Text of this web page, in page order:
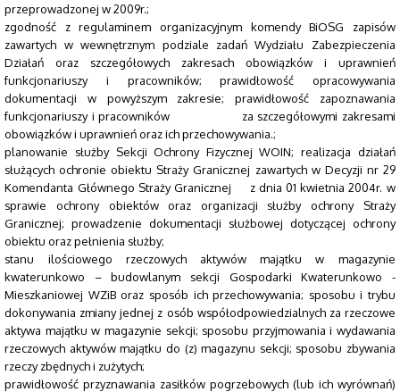
przeprowadzonej w 2009r.;
zgodność z regulaminem organizacyjnym komendy BiOSG zapisów
zawartych w wewnętrznym podziale zadań Wydziału Zabezpieczenia
Działań oraz szczegółowych zakresach obowiązków i uprawnień
funkcjonariuszy i pracowników; prawidłowość opracowywania
dokumentacji w powyższym zakresie; prawidłowość zapoznawania
funkcjonariuszy i pracowników za szczegółowymi zakresami
obowiązków i uprawnień oraz ich przechowywania.;
planowanie służby Sekcji Ochrony Fizycznej WOIN; realizacja działań
służących ochronie obiektu Straży Granicznej zawartych w Decyzji nr 29
Komendanta Głównego Straży Granicznej z dnia 01 kwietnia 2004r. w
sprawie ochrony obiektów oraz organizacji służby ochrony Straży
Granicznej; prowadzenie dokumentacji służbowej dotyczącej ochrony
obiektu oraz pełnienia służby;
stanu ilościowego rzeczowych aktywów majątku w magazynie
kwaterunkowo – budowlanym sekcji Gospodarki Kwaterunkowo -
Mieszkaniowej WZiB oraz sposób ich przechowywania; sposobu i trybu
dokonywania zmiany jednej z osób współodpowiedzialnych za rzeczowe
aktywa majątku w magazynie sekcji; sposobu przyjmowania i wydawania
rzeczowych aktywów majątku do (z) magazynu sekcji; sposobu zbywania
rzeczy zbędnych i zużytych;
prawidłowość przyznawania zasiłków pogrzebowych (lub ich wyrównań)